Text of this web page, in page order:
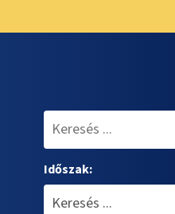
Időszak: